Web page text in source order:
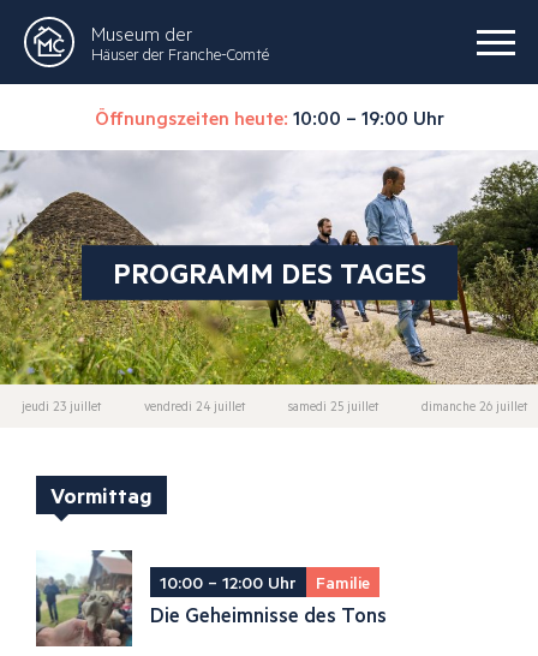
Museum der
Häuser der Franche-Comté
Öffnungszeiten heute: 10:00 – 19:00 Uhr
PROGRAMM DES TAGES
jeudi 23 juillet vendredi 24 juillet samedi 25 juillet dimanche 26 juillet
Vormittag
10:00 – 12:00 Uhr Familie
Die Geheimnisse des Tons